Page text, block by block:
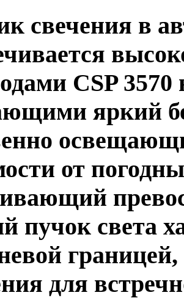
свечения в
CSP
яркий
от
пучок света
для